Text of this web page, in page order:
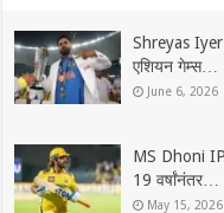
Shreyas Iyer
एशियन गेम्स…
June 6, 2026
MS Dhoni
19 वर्षांनंतर…
May 15, 2026